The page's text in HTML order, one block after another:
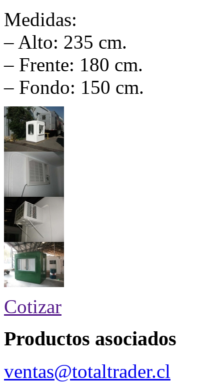
Medidas:
– Alto: 235 cm.
– Frente: 180 cm.
– Fondo: 150 cm.
Cotizar
Productos asociados
ventas@totaltrader.cl